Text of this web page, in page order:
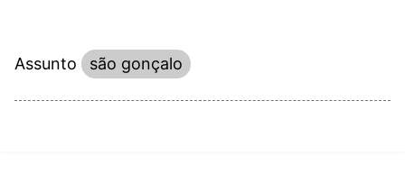
Assunto são gonçalo